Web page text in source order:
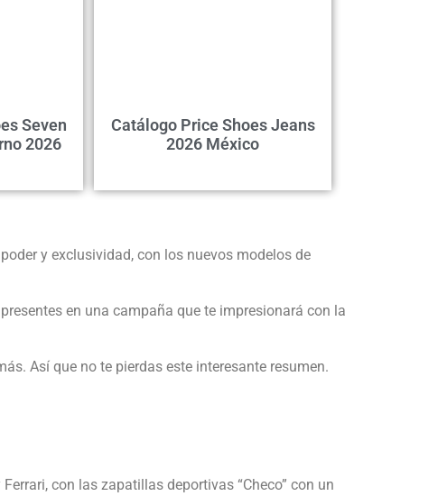
Seven
2026
Catálogo Price Shoes Jeans
2026 México
y exclusividad, con los nuevos modelos de
en una campaña que te impresionará con la
Así que no te pierdas este interesante resumen.
con las zapatillas deportivas “Checo” con un